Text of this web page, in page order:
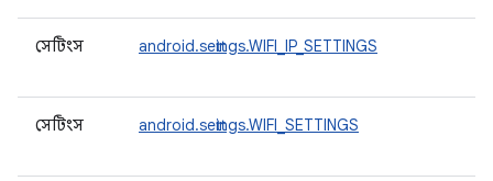
সেটিংস android.settings.WIFI_IP_SETTINGS
সেটিংস android.settings.WIFI_SETTINGS